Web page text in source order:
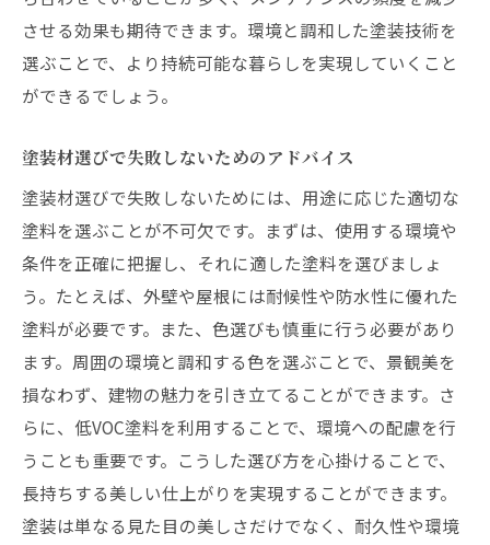
させる効果も期待できます。環境と調和した塗装技術を
選ぶことで、より持続可能な暮らしを実現していくこと
ができるでしょう。
塗装材選びで失敗しないためのアドバイス
塗装材選びで失敗しないためには、用途に応じた適切な
塗料を選ぶことが不可欠です。まずは、使用する環境や
条件を正確に把握し、それに適した塗料を選びましょ
う。たとえば、外壁や屋根には耐候性や防水性に優れた
塗料が必要です。また、色選びも慎重に行う必要があり
ます。周囲の環境と調和する色を選ぶことで、景観美を
損なわず、建物の魅力を引き立てることができます。さ
らに、低VOC塗料を利用することで、環境への配慮を行
うことも重要です。こうした選び方を心掛けることで、
長持ちする美しい仕上がりを実現することができます。
塗装は単なる見た目の美しさだけでなく、耐久性や環境